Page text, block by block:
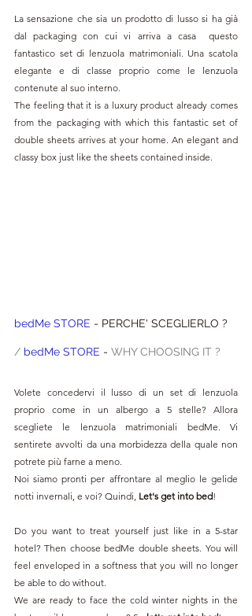
La sensazione che sia un prodotto di lusso si ha già
dal packaging con cui vi arriva a casa  questo
fantastico set di lenzuola matrimoniali. Una scatola
elegante e di classe proprio come le lenzuola
contenute al suo interno.
The feeling that it is a luxury product already comes
from the packaging with which this fantastic set of
double sheets arrives at your home. An elegant and
classy box just like the sheets contained inside.
bedMe STORE - PERCHE' SCEGLIERLO ?
/ bedMe STORE - WHY CHOOSING IT ?
Volete concedervi il lusso di un set di lenzuola
proprio come in un albergo a 5 stelle? Allora
scegliete le lenzuola matrimoniali bedMe. Vi
sentirete avvolti da una morbidezza della quale non
potrete più farne a meno.
Noi siamo pronti per affrontare al meglio le gelide
notti invernali, e voi? Quindi, Let's get into bed!
Do you want to treat yourself just like in a 5-star
hotel? Then choose bedMe double sheets. You will
feel enveloped in a softness that you will no longer
be able to do without.
We are ready to face the cold winter nights in the